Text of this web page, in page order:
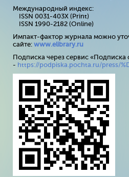
Международный индекс:
ISSN 0031-403X (Print)
ISSN 1990-2182 (Online)
Импакт-фактор журнала можно
сайте: www.elibrary.ru
Подписка через сервис
- https://podpiska.pochta.ru/press/